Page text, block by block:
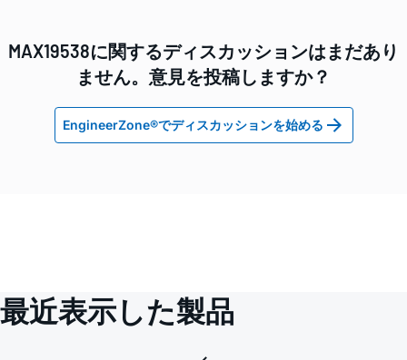
MAX19538に関するディスカッションはまだあり
ません。意見を投稿しますか？
EngineerZone®でディスカッションを始める
最近表示した製品